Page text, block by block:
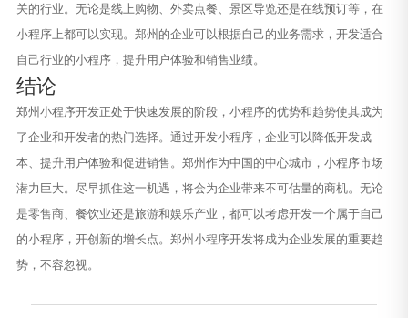
关的行业。无论是线上购物、外卖点餐、景区导览还是在线预订等，在
小程序上都可以实现。郑州的企业可以根据自己的业务需求，开发适合
自己行业的小程序，提升用户体验和销售业绩。
结论
郑州小程序开发正处于快速发展的阶段，小程序的优势和趋势使其成为
了企业和开发者的热门选择。通过开发小程序，企业可以降低开发成
本、提升用户体验和促进销售。郑州作为中国的中心城市，小程序市场
潜力巨大。尽早抓住这一机遇，将会为企业带来不可估量的商机。无论
是零售商、餐饮业还是旅游和娱乐产业，都可以考虑开发一个属于自己
的小程序，开创新的增长点。郑州小程序开发将成为企业发展的重要趋
势，不容忽视。